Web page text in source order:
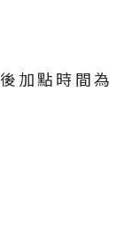
加點時間為